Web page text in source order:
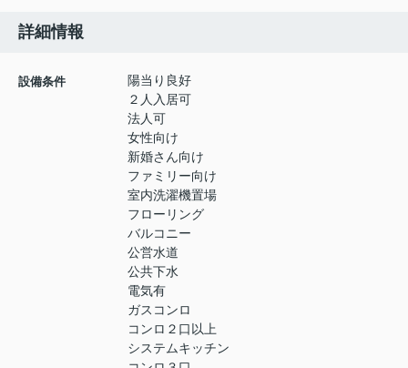
詳細情報
設備条件
陽当り良好
２人入居可
法人可
女性向け
新婚さん向け
ファミリー向け
室内洗濯機置場
フローリング
バルコニー
公営水道
公共下水
電気有
ガスコンロ
コンロ２口以上
システムキッチン